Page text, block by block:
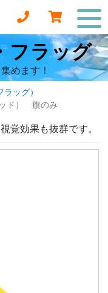
フラッグ
めます！
ッグ）
ド） 旗のみ
覚効果も抜群です。